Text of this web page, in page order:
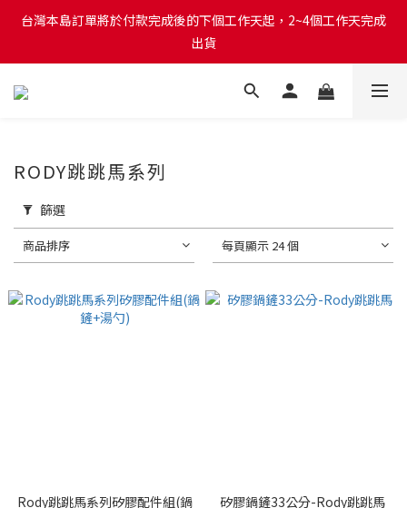
台灣本島訂單將於付款完成後的下個工作天起，2~4個工作天完成
出貨
台灣本島訂單將於付款完成後的下個工作天起，2~4個工作天完成
出貨
台灣本島消費滿$999免運費
RODY跳跳馬系列
篩選
商品排序 每頁顯示 24 個
Rody跳跳馬系列矽膠配件組(鍋
矽膠鍋鏟33公分-Rody跳跳馬